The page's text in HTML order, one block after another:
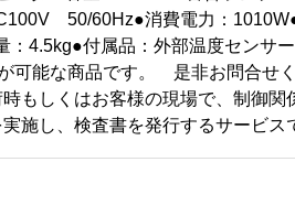
50/60Hz●消費電力：
：4.5kg●付属品：外部温度センサ
可能な商品です。 是非お問合せ
もしくはお客様の現場で、制御関
施し、検査書を発行するサービス